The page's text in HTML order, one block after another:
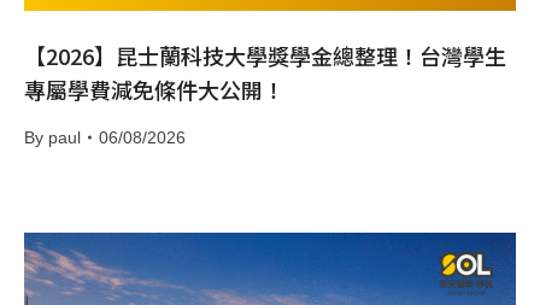
【2026】昆士蘭科技大學獎學金總整理！台灣學生
專屬學費減免條件大公開！
By paul 06/08/2026